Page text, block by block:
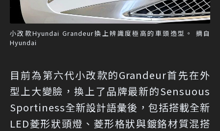
小改款Hyundai Grandeur換上辨識度極高的車頭造型。 摘自
Hyundai
目前為第六代小改款的Grandeur首先在外
型上大變臉，換上了品牌最新的Sensuous
Sportiness全新設計語彙後，包括搭載全新
LED菱形狀頭燈、菱形格狀與鍍鉻材質混搭